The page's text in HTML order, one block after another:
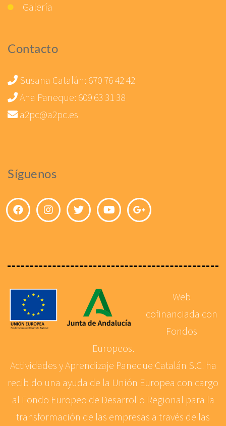
Galería
Contacto
Susana Catalán: 670 76 42 42
Ana Paneque: 609 63 31 38
a2pc@a2pc.es
Síguenos
Web
cofinanciada con
Fondos
Europeos.
Actividades y Aprendizaje Paneque Catalán S.C. ha
recibido una ayuda de la Unión Europea con cargo
al Fondo Europeo de Desarrollo Regional para la
transformación de las empresas a través de las